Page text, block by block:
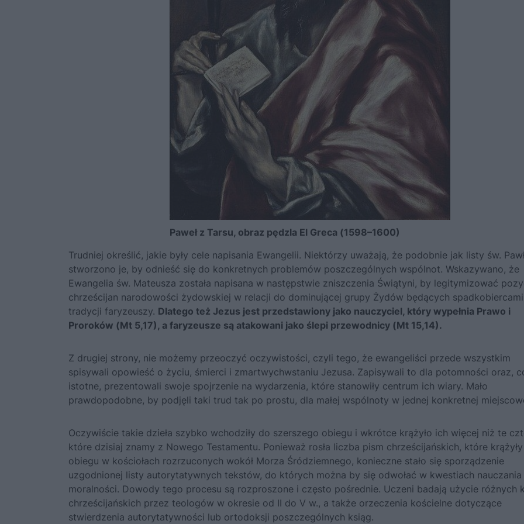
Paweł z Tarsu, obraz pędzla El Greca (1598–1600)
Trudniej określić, jakie były cele napisania Ewangelii. Nie­którzy uważają, że podobnie jak listy św.
stworzono je, by odnieść się do konkretnych problemów poszczególnych wspólnot. Wskazywano, że
Ewangelia św. Mateusza została napisana w następstwie zniszczenia Świątyni, by legitymizować
chrześcijan narodowości żydowskiej w relacji do domi­nującej grupy Żydów będących spadkobiercami
tradycji faryze­uszy. Dlatego też Jezus jest przedstawiony jako nauczyciel, który wypełnia Prawo i
Proroków (Mt 5,17), a faryzeusze są atakowani jako ślepi przewodnicy (Mt 15,14).
Z drugiej strony, nie może­my przeoczyć oczywistości, czyli tego, że ewangeliści przede wszystkim
spisywali opowieść o życiu, śmierci i zmartwych­wstaniu Jezusa. Zapisywali to dla potomności oraz,
istotne, prezentowali swoje spojrzenie na wydarzenia, które stanowiły centrum ich wiary. Mało
prawdopodobne, by podjęli taki trud tak po prostu, dla małej wspólnoty w jednej konkretnej
Oczywiście takie dzieła szybko wchodziły do szerszego obiegu i wkrótce krążyło ich więcej niż te
które dzisiaj znamy z Nowego Testamentu. Ponieważ rosła liczba pism chrze­ścijańskich, które
obiegu w kościołach rozrzuconych wokół Morza Śródziemnego, konieczne stało się sporządzenie
uzgodnionej listy autorytatywnych tekstów, do których można by się odwołać w kwestiach nauczania
moralności. Dowody tego procesu są rozproszone i często pośrednie. Uczeni badają użycie różnych
chrześcijańskich przez teologów w okresie od II do V w., a także orzeczenia kościelne dotyczące
stwierdze­nia autorytatywności lub ortodoksji poszczególnych ksiąg.